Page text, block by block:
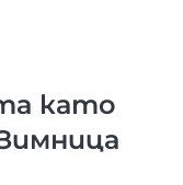
като